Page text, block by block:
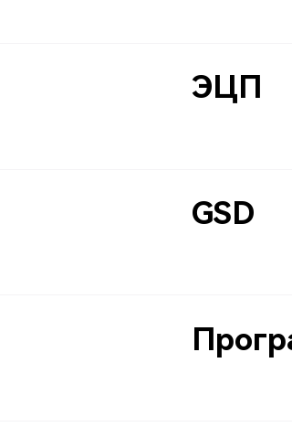
ЭЦП
GSD